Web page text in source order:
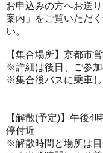
お申込みの方へお送
案内」をご覧いただ
い。
【集合場所】京都市
※詳細は後日、ご参
※集合後バスに乗車
【解散(予定)】午後
停付近
※解散時間と場所は